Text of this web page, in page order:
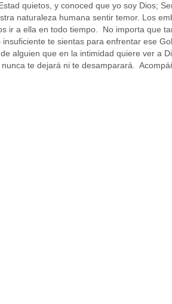
quietos, y conoced que yo soy Dios;
naturaleza humana sentir temor. Los
ir a ella en todo tiempo. No importa que
te sientas para enfrentar ese
alguien que en la intimidad quiere ver a
te dejará ni te desamparará.